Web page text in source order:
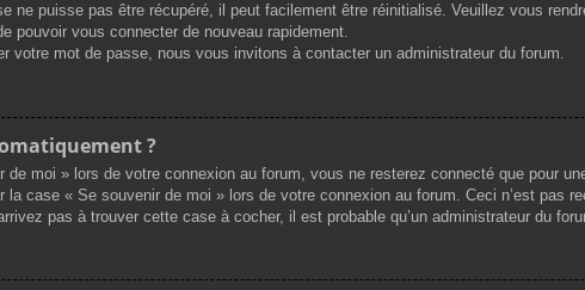
ne puisse pas être récupéré, il peut facilement être réinitialisé. Veuillez vous
pouvoir vous connecter de nouveau rapidement.
votre mot de passe, nous vous invitons à contacter un administrateur du forum.
?
moi » lors de votre connexion au forum, vous ne resterez connecté que pour
la case « Se souvenir de moi » lors de votre connexion au forum. Ceci n’est pas
pas à trouver cette case à cocher, il est probable qu’un administrateur du